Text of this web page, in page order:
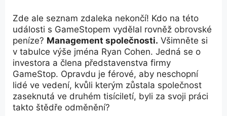
Zde ale seznam zdaleka nekončí! Kdo na této
události s GameStopem vydělal rovněž obrovské
peníze? Management společnosti. Všimněte si
v tabulce výše jména Ryan Cohen. Jedná se o
investora a člena představenstva firmy
GameStop. Opravdu je férové, aby neschopní
lidé ve vedení, kvůli kterým zůstala společnost
zaseknutá ve druhém tisíciletí, byli za svoji práci
takto štědře odměnění?